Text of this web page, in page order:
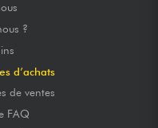
?
d’achats
de ventes
FAQ